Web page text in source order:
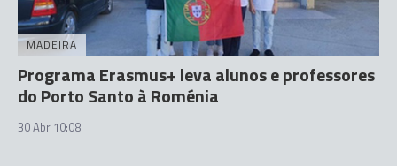
MADEIRA
Programa Erasmus+ leva alunos e professores
do Porto Santo à Roménia
30 Abr 10:08